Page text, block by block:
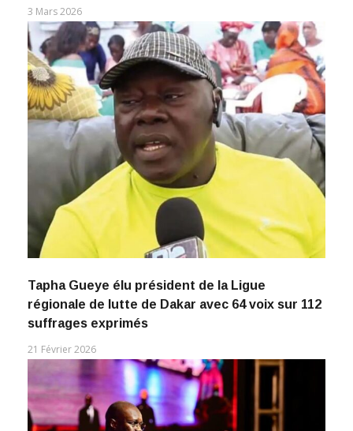
3 Mars 2026
Tapha Gueye élu président de la Ligue
régionale de lutte de Dakar avec 64 voix sur 112
suffrages exprimés
21 Février 2026